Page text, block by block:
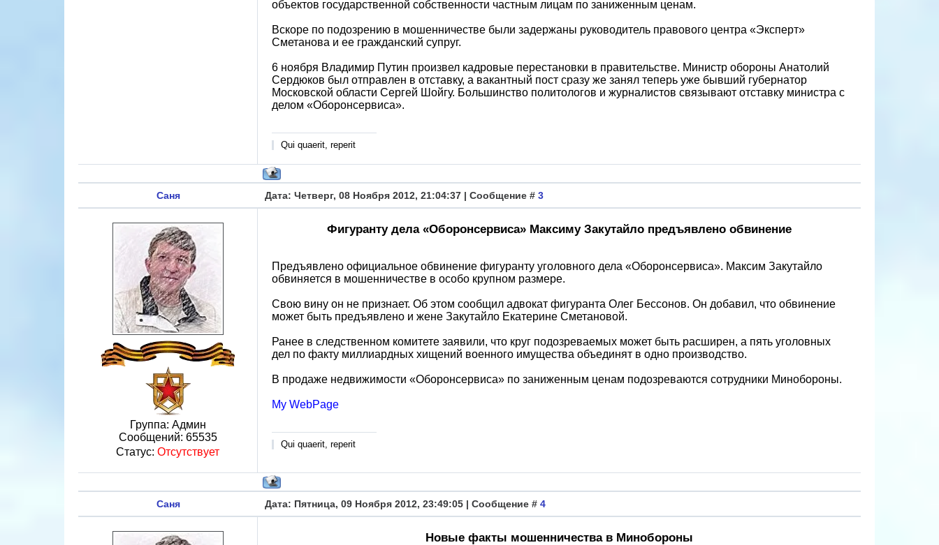
объектов государственной собственности частным лицам по заниженным ценам.
Вскоре по подозрению в мошенничестве были задержаны руководитель правового центра «Эксперт»
Сметанова и ее гражданский супруг.
6 ноября Владимир Путин произвел кадровые перестановки в правительстве. Министр обороны Анатолий
Сердюков был отправлен в отставку, а вакантный пост сразу же занял теперь уже бывший губернатор
Московской области Сергей Шойгу. Большинство политологов и журналистов связывают отставку министра с
делом «Оборонсервиса».
Qui quaerit, reperit
Саня Дата: Четверг, 08 Ноября 2012, 21:04:37 | Сообщение # 3
Группа: Админ
Сообщений: 65535
Статус: Отсутствует
Фигуранту дела «Оборонсервиса» Максиму Закутайло предъявлено обвинение
Предъявлено официальное обвинение фигуранту уголовного дела «Оборонсервиса». Максим Закутайло
обвиняется в мошенничестве в особо крупном размере.
Свою вину он не признает. Об этом сообщил адвокат фигуранта Олег Бессонов. Он добавил, что обвинение
может быть предъявлено и жене Закутайло Екатерине Сметановой.
Ранее в следственном комитете заявили, что круг подозреваемых может быть расширен, а пять уголовных
дел по факту миллиардных хищений военного имущества объединят в одно производство.
В продаже недвижимости «Оборонсервиса» по заниженным ценам подозреваются сотрудники Минобороны.
My WebPage
Qui quaerit, reperit
Саня Дата: Пятница, 09 Ноября 2012, 23:49:05 | Сообщение # 4
Новые факты мошенничества в Минобороны